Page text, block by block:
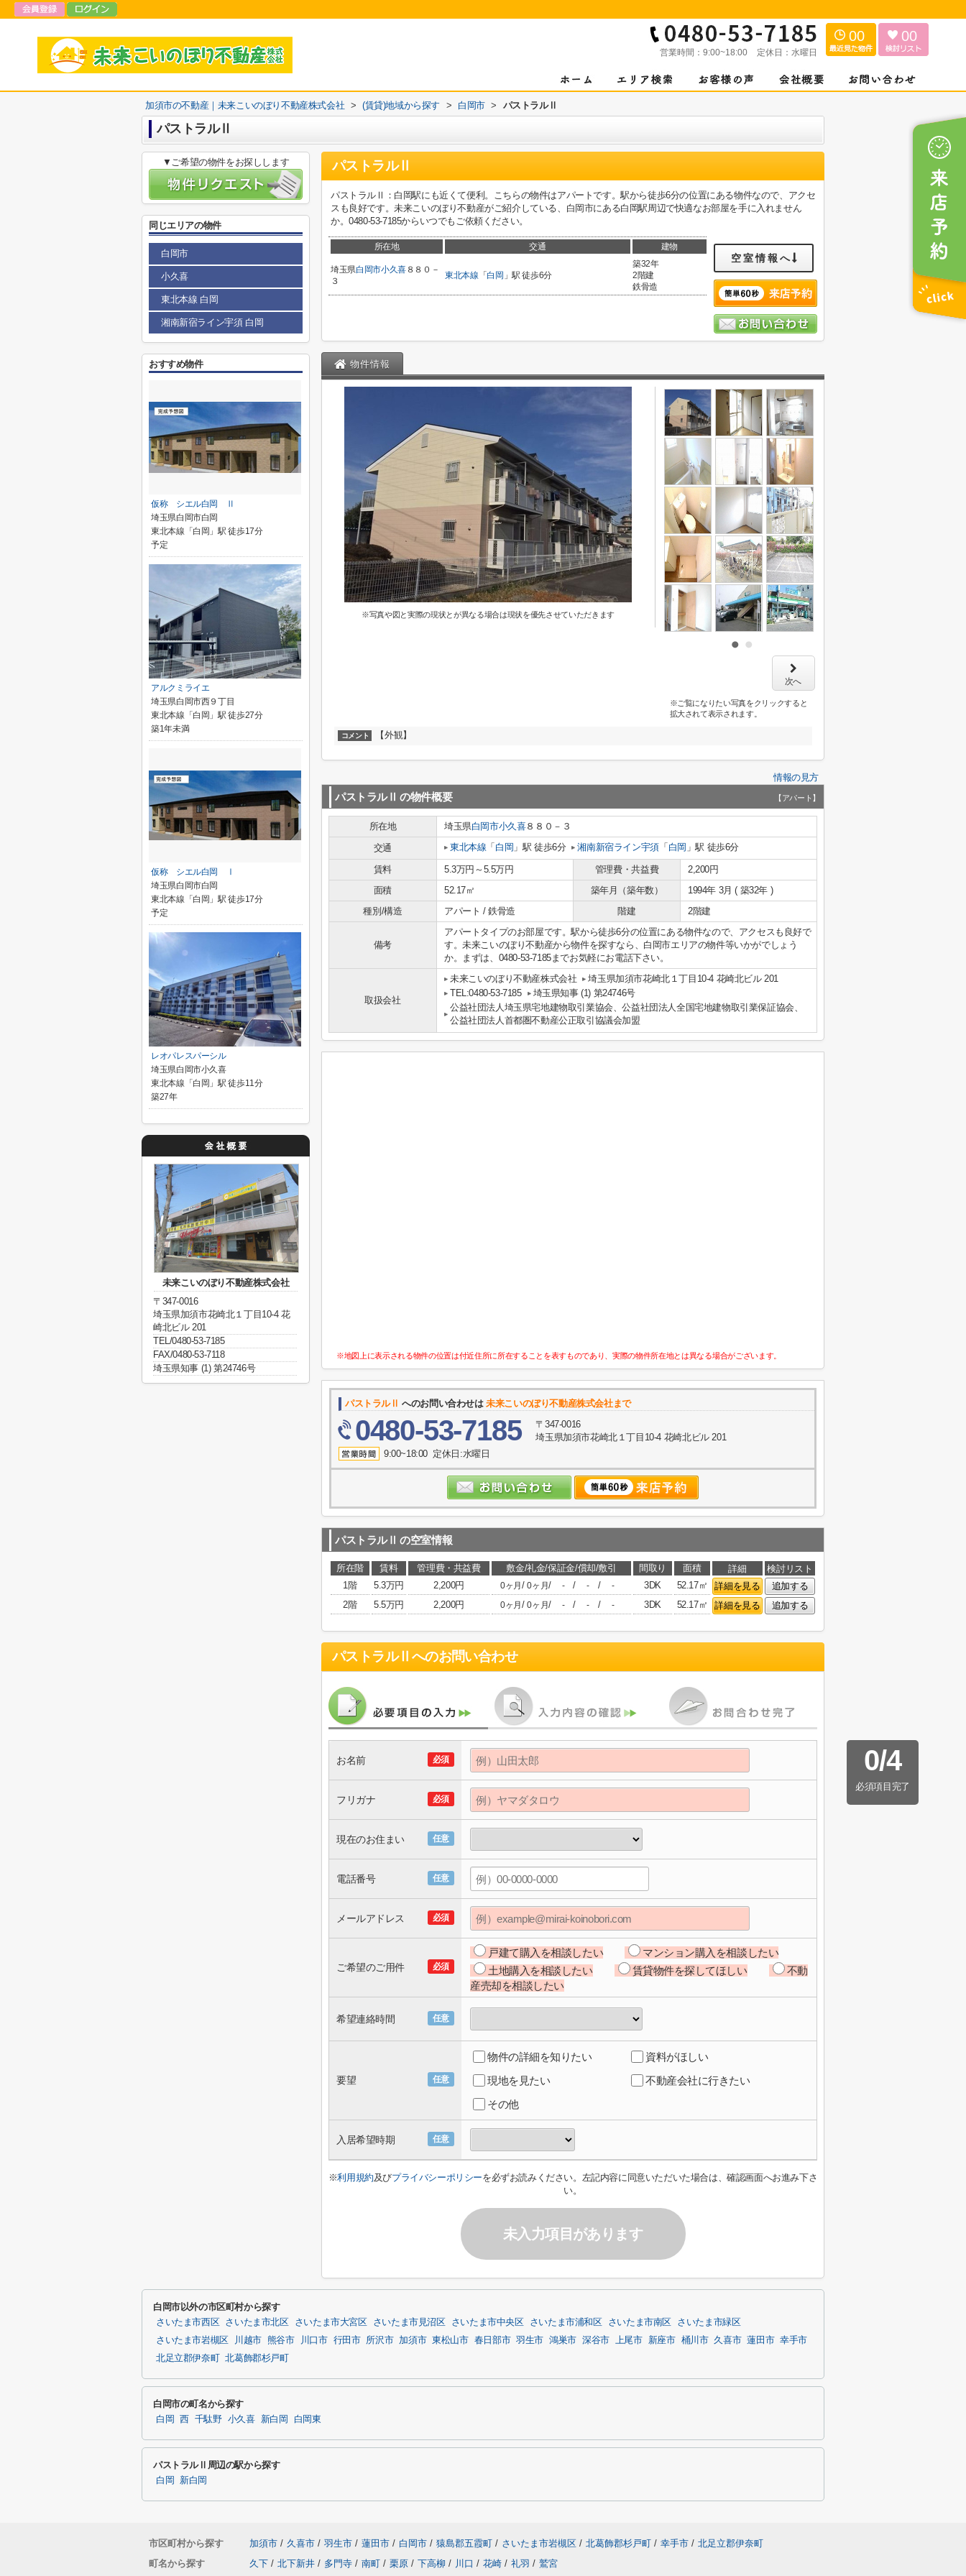
営業時間： 9:00~18:00 定休日： 水曜日
00 00
加須市の不動産｜未来こいのぼり不動産株式会社 > (賃貸)地域から探す > 白岡市 > パストラルⅡ
パストラルⅡ
パストラルⅡ
パストラルⅡ：白岡駅にも近くて便利。こちらの物件はアパートです。駅から徒歩6分の位置にある物件なので、アクセ
スも良好です。未来こいのぼり不動産がご紹介している、白岡市にある白岡駅周辺で快適なお部屋を手に入れません
か。0480-53-7185からいつでもご依頼ください。
所在地 交通 建物
埼玉県白岡市小久喜８８０－
３
東北本線 「白岡 」駅 徒歩6分
築32年
2階建
鉄骨造
空室情報へ
物件情報
※写真や図と実際の現状とが異なる場合は現状を優先させていただきます
次へ
※ご覧になりたい写真をクリックすると
拡大されて表示されます。
コメント 【外観】
情報の見方
パストラルⅡ の物件概要 【アパート】
所在地 埼玉県白岡市小久喜８８０－３
交通
東北本線 「 白岡 」駅 徒歩6分 湘南新宿ライン宇須「 白岡 」駅 徒歩6分
賃料 5.3万円～5.5万円 管理費・共益費
2,200円
面積
52.17㎡ 築年月（築年数）
1994年 3月 ( 築32年 )
種別/構造
アパート / 鉄骨造 階建 2階建
備考
アパートタイプのお部屋です。駅から徒歩6分の位置にある物件なので、アクセスも良好で
す。未来こいのぼり不動産から物件を探すなら、白岡市エリアの物件等いかがでしょう
か。まずは、0480-53-7185までお気軽にお電話下さい。
取扱会社
未来こいのぼり不動産株式会社
埼玉県加須市花崎北１丁目10-4 花崎北ビル 201
TEL:0480-53-7185
埼玉県知事 (1) 第24746号
公益社団法人埼玉県宅地建物取引業協会、公益社団法人全国宅地建物取引業保証協会、
公益社団法人首都圏不動産公正取引協議会加盟
※地図上に表示される物件の位置は付近住所に所在することを表すものであり、実際の物件所在地とは異なる場合がございます。
パストラルⅡ へのお問い合わせは未来こいのぼり不動産株式会社まで
0480-53-7185
〒347-0016
埼玉県加須市花崎北１丁目10-4 花崎北ビル 201
9:00~18:00 定休日:水曜日
パストラルⅡ の空室情報
所在階 賃料 管理費・共益費 敷金/礼金/保証金/償却/敷引 間取り 面積 詳細
検討リスト
1階
5.3万円 2,200円 0ヶ月/0ヶ月/ - / - / - 3DK 52.17㎡ 詳細を見る
追加する
2階
5.5万円 2,200円 0ヶ月/0ヶ月/ - / - / - 3DK 52.17㎡ 詳細を見る 追加する
パストラルⅡ へのお問い合わせ
0/4
必須項目完了
必須
お名前
必須
フリガナ
任意
現在のお住まい
任意
電話番号
必須
メールアドレス
必須
ご希望のご用件
戸建て購入を相談したい
マンション購入を相談したい
土地購入を相談したい
賃貸物件を探してほしい
不動
産売却を相談したい
任意
希望連絡時間
任意
要望
物件の詳細を知りたい
資料がほしい
現地を見たい
不動産会社に行きたい
その他
任意
入居希望時期
※利用規約及びプライバシーポリシーを必ずお読みください。左記内容に同意いただいた場合は、確認画面へお進み下さ
い。
未入力項目があります
▼ご希望の物件をお探しします
同じエリアの物件
白岡市
小久喜
東北本線 白岡
湘南新宿ライン宇須 白岡
おすすめ物件
仮称 シエル白岡 Ⅱ
埼玉県白岡市白岡
東北本線「白岡」駅 徒歩17分
予定
アルクミライエ
埼玉県白岡市西９丁目
東北本線「白岡」駅 徒歩27分
築1年未満
仮称 シエル白岡 Ⅰ
埼玉県白岡市白岡
東北本線「白岡」駅 徒歩17分
予定
レオパレスパーシル
埼玉県白岡市小久喜
東北本線「白岡」駅 徒歩11分
築27年
未来こいのぼり不動産株式会社
〒347-0016
埼玉県加須市花崎北１丁目10-4 花
崎北ビル 201
TEL/0480-53-7185
FAX/0480-53-7118
埼玉県知事 (1) 第24746号
白岡市以外の市区町村から探す
さいたま市西区 さいたま市北区 さいたま市大宮区 さいたま市見沼区 さいたま市中央区 さいたま市浦和区 さいたま市南区
さいたま市緑区
さいたま市岩槻区
川越市 熊谷市 川口市 行田市 所沢市 加須市 東松山市 春日部市 羽生市 鴻巣市 深谷市 上尾市 新座市 桶川市 久喜市 蓮田市 幸手市
北足立郡伊奈町
北葛飾郡杉戸町
白岡市の町名から探す
白岡 西 千駄野 小久喜 新白岡 白岡東
パストラルⅡ周辺の駅から探す
白岡 新白岡
市区町村から探す 加須市 / 久喜市 / 羽生市 / 蓮田市 / 白岡市 / 猿島郡五霞町 / さいたま市岩槻区 / 北葛飾郡杉戸町 / 幸手市 / 北足立郡伊奈町
町名から探す
久下 / 北下新井 / 多門寺 / 南町 / 栗原 / 下高柳 / 川口 / 花崎 / 礼羽 / 鷲宮